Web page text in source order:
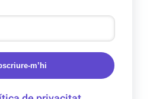
m’hi